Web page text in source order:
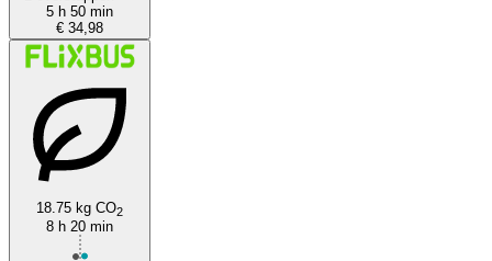
5 h 50 min
€ 34,98
18.75 kg CO2
8 h 20 min